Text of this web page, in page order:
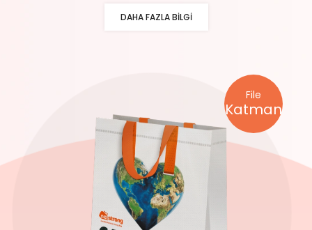
DAHA FAZLA BILGI
Katman
File